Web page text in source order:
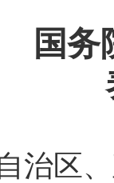
国
治区